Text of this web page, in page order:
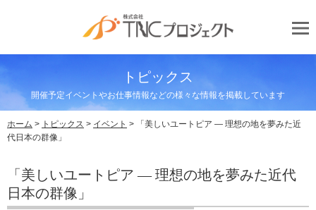
トピックス
開催予定イベントやお仕事情報などの様々な情報を掲載しています
ホーム > トピックス > イベント > 「美しいユートピア ― 理想の地を夢みた近
代日本の群像」
「美しいユートピア ― 理想の地を夢みた近代
日本の群像」